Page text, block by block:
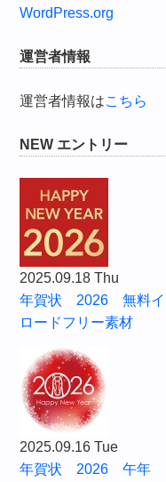
WordPress.org
運営者情報
運営者情報はこちら
NEW エントリー
2025.09.18 Thu
年賀状 2026 無料
ロードフリー素材
2025.09.16 Tue
年賀状 2026 午年